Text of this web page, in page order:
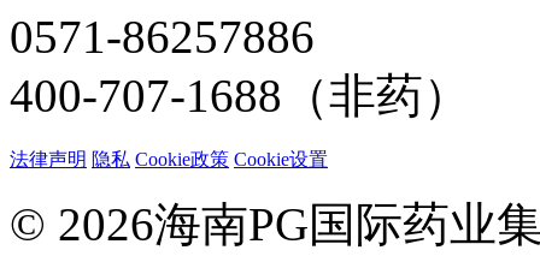
0571-86257886
400-707-1688（非药）
法律声明 隐私 Cookie政策 Cookie设置
© 2026海南PG国际药业